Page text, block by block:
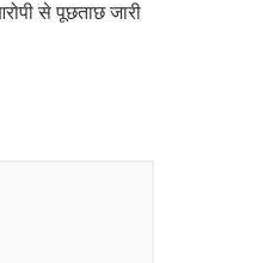
से पूछताछ जारी